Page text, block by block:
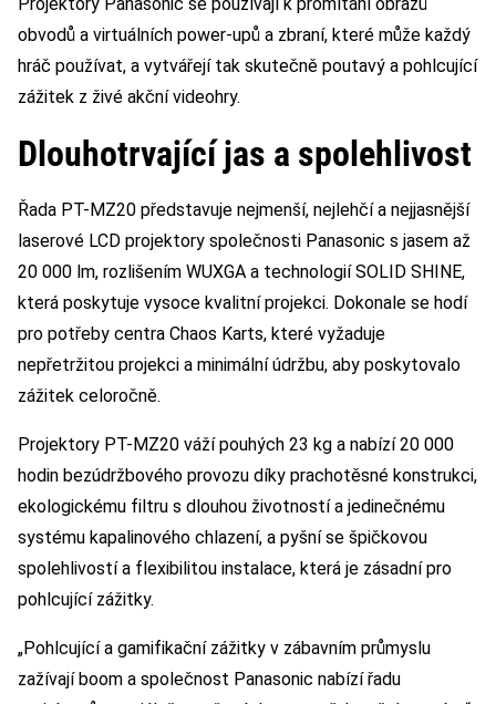
obvodů a virtuálních power-upů a zbraní, které může každý
hráč používat, a vytvářejí tak skutečně poutavý a pohlcující
zážitek z živé akční videohry.
Dlouhotrvající jas a spolehlivost
Řada PT-MZ20 představuje nejmenší, nejlehčí a nejjasnější
laserové LCD projektory společnosti Panasonic s jasem až
20 000 lm, rozlišením WUXGA a technologií SOLID SHINE,
která poskytuje vysoce kvalitní projekci. Dokonale se hodí
pro potřeby centra Chaos Karts, které vyžaduje
nepřetržitou projekci a minimální údržbu, aby poskytovalo
zážitek celoročně.
Projektory PT-MZ20 váží pouhých 23 kg a nabízí 20 000
hodin bezúdržbového provozu díky prachotěsné konstrukci,
ekologickému filtru s dlouhou životností a jedinečnému
systému kapalinového chlazení, a pyšní se špičkovou
spolehlivostí a flexibilitou instalace, která je zásadní pro
pohlcující zážitky.
„Pohlcující a gamifikační zážitky v zábavním průmyslu
zažívají boom a společnost Panasonic nabízí řadu